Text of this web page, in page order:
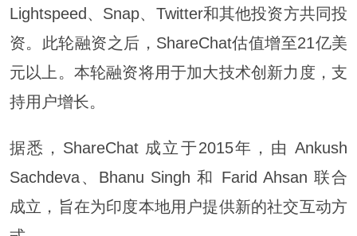
Lightspeed、Snap、Twitter和其他投资方共同投
资。此轮融资之后，ShareChat估值增至21亿美
元以上。本轮融资将用于加大技术创新力度，支
持用户增长。
据悉，ShareChat 成立于2015年，由 Ankush
Sachdeva、Bhanu Singh 和 Farid Ahsan 联合
成立，旨在为印度本地用户提供新的社交互动方